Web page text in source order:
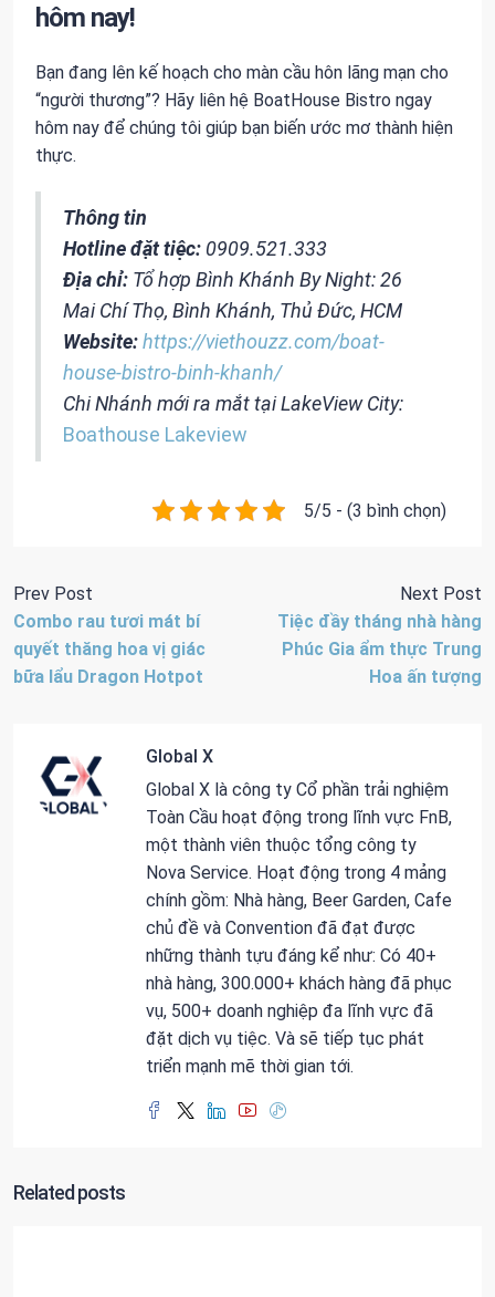
hôm nay!
Bạn đang lên kế hoạch cho màn cầu hôn lãng mạn cho
“người thương”? Hãy liên hệ BoatHouse Bistro ngay
hôm nay để chúng tôi giúp bạn biến ước mơ thành hiện
thực.
Thông tin
Hotline đặt tiệc: 0909.521.333
Địa chỉ: Tổ hợp Bình Khánh By Night: 26
Mai Chí Thọ, Bình Khánh, Thủ Đức, HCM
Website:https://viethouzz.com/boat-
house-bistro-binh-khanh/
Chi Nhánh mới ra mắt tại LakeView City:
Boathouse Lakeview
5/5 - (3 bình chọn)
Prev Post
Combo rau tươi mát bí
quyết thăng hoa vị giác
bữa lẩu Dragon Hotpot
Next Post
Tiệc đầy tháng nhà hàng
Phúc Gia ẩm thực Trung
Hoa ấn tượng
Global X
Global X là công ty Cổ phần trải nghiệm
Toàn Cầu hoạt động trong lĩnh vực FnB,
một thành viên thuộc tổng công ty
Nova Service. Hoạt động trong 4 mảng
chính gồm: Nhà hàng, Beer Garden, Cafe
chủ đề và Convention đã đạt được
những thành tựu đáng kể như: Có 40+
nhà hàng, 300.000+ khách hàng đã phục
vụ, 500+ doanh nghiệp đa lĩnh vực đã
đặt dịch vụ tiệc. Và sẽ tiếp tục phát
triển mạnh mẽ thời gian tới.
Related posts